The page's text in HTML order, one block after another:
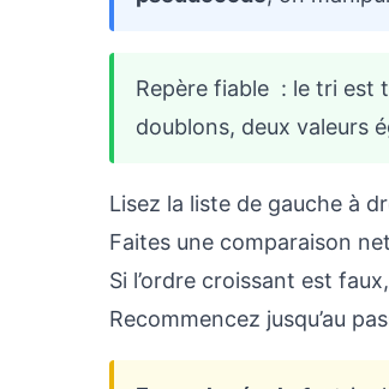
Repère fiable : le tri est
doublons, deux valeurs
Lisez la liste de gauche à
Faites une comparaison
Si l’ordre croissant est
Recommencez jusqu’au